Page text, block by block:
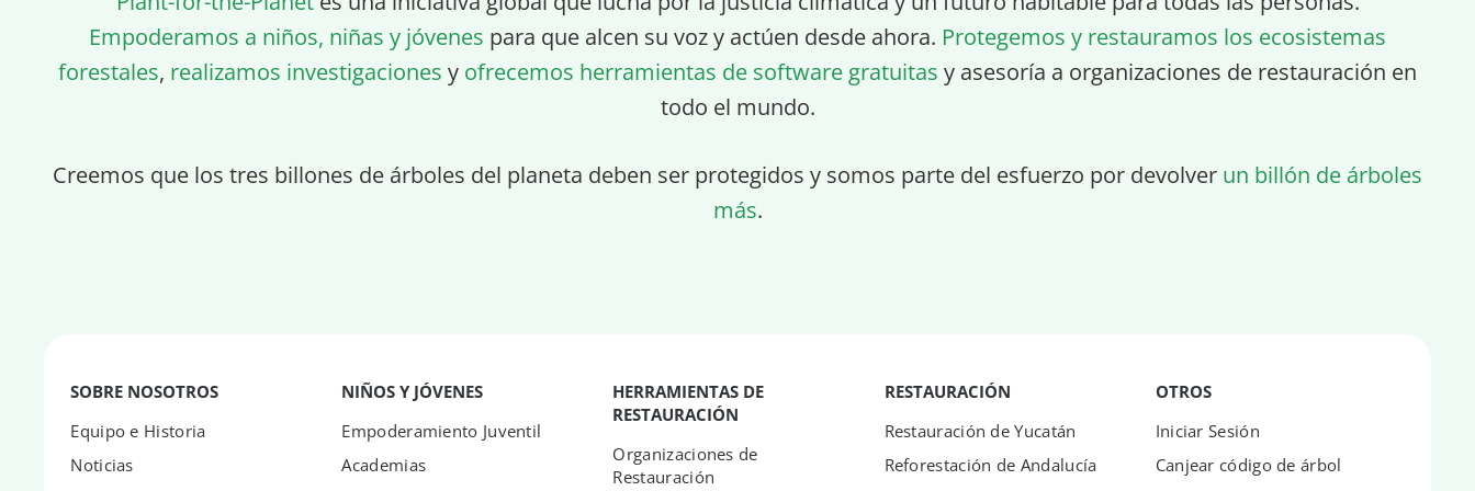
Empoderamos a niños, niñas y jóvenes para que alcen su voz y actúen desde ahora. Protegemos y restauramos los ecosistemas
forestales, realizamos investigaciones y ofrecemos herramientas de software gratuitas y asesoría a organizaciones de restauración en
todo el mundo.
Creemos que los tres billones de árboles del planeta deben ser protegidos y somos parte del esfuerzo por devolver un billón de árboles
más.
SOBRE NOSOTROS
Equipo e Historia
Noticias
NIÑOS Y JÓVENES
Empoderamiento Juventil
Academias
HERRAMIENTAS DE
RESTAURACIÓN
Organizaciones de
Restauración
RESTAURACIÓN
Restauración de Yucatán
Reforestación de Andalucía
OTROS
Iniciar Sesión
Canjear código de árbol